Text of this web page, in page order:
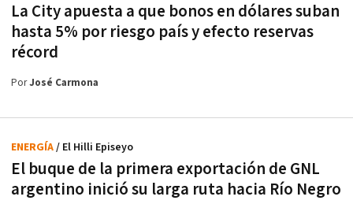
La City apuesta a que bonos en dólares suban
hasta 5% por riesgo país y efecto reservas
récord
PorJosé Carmona
El buque de la primera exportación de GNL
argentino inició su larga ruta hacia Río Negro
ENERGÍA/ El Hilli Episeyo